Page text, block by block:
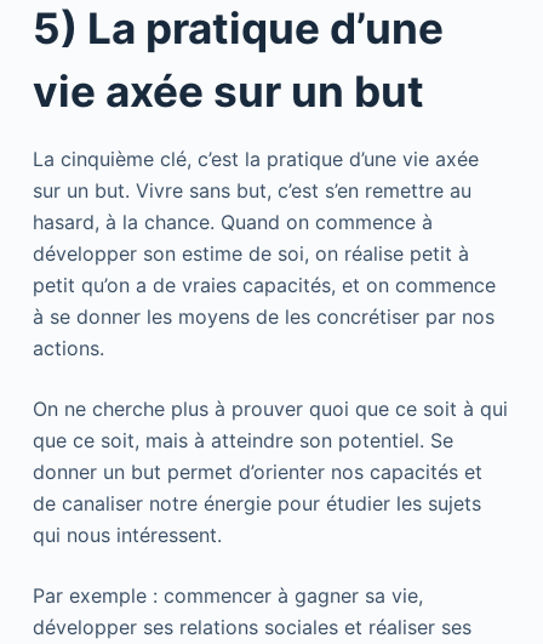
5) La pratique d’une
vie axée sur un but
La cinquième clé, c’est la pratique d’une vie axée
sur un but. Vivre sans but, c’est s’en remettre au
hasard, à la chance. Quand on commence à
développer son estime de soi, on réalise petit à
petit qu’on a de vraies capacités, et on commence
à se donner les moyens de les concrétiser par nos
actions.
On ne cherche plus à prouver quoi que ce soit à qui
que ce soit, mais à atteindre son potentiel. Se
donner un but permet d’orienter nos capacités et
de canaliser notre énergie pour étudier les sujets
qui nous intéressent.
Par exemple : commencer à gagner sa vie,
développer ses relations sociales et réaliser ses